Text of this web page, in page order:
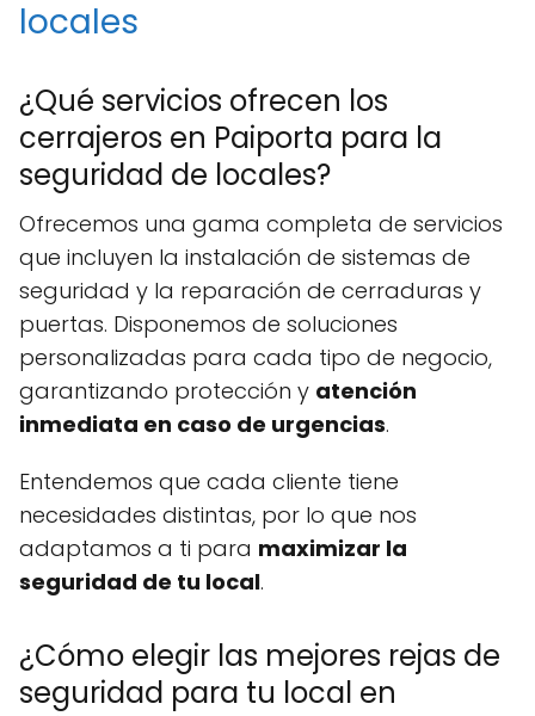
locales
¿Qué servicios ofrecen los
cerrajeros en Paiporta para la
seguridad de locales?
Ofrecemos una gama completa de servicios
que incluyen la instalación de sistemas de
seguridad y la reparación de cerraduras y
puertas. Disponemos de soluciones
personalizadas para cada tipo de negocio,
garantizando protección y atención
inmediata en caso de urgencias.
Entendemos que cada cliente tiene
necesidades distintas, por lo que nos
adaptamos a ti para maximizar la
seguridad de tu local.
¿Cómo elegir las mejores rejas de
seguridad para tu local en